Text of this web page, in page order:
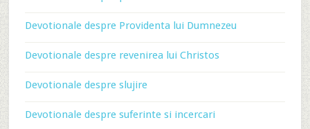
Devotionale despre Providenta lui Dumnezeu
Devotionale despre revenirea lui Christos
Devotionale despre slujire
Devotionale despre suferinte si incercari